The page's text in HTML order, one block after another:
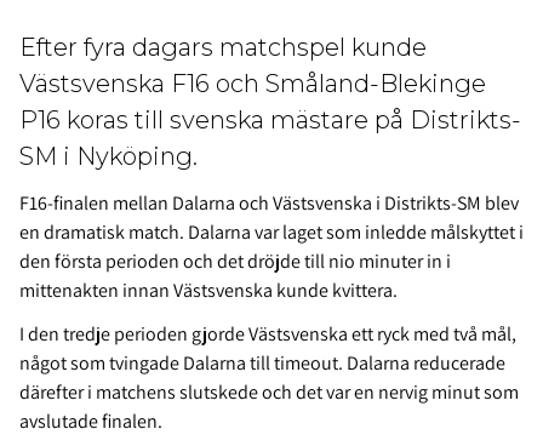
Efter fyra dagars matchspel kunde
Västsvenska F16 och Småland-Blekinge
P16 koras till svenska mästare på Distrikts-
SM i Nyköping.
F16-finalen mellan Dalarna och Västsvenska i Distrikts-SM blev
en dramatisk match. Dalarna var laget som inledde målskyttet i
den första perioden och det dröjde till nio minuter in i
mittenakten innan Västsvenska kunde kvittera.
I den tredje perioden gjorde Västsvenska ett ryck med två mål,
något som tvingade Dalarna till timeout. Dalarna reducerade
därefter i matchens slutskede och det var en nervig minut som
avslutade finalen.